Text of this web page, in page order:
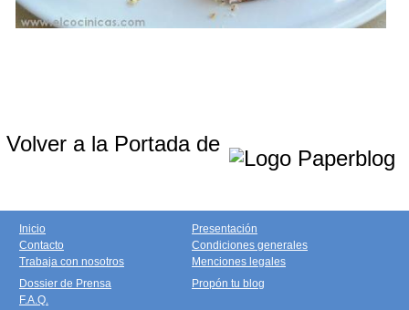
Volver a la Portada de
Inicio
Contacto
Trabaja con nosotros
Presentación
Condiciones generales
Menciones legales
Dossier de Prensa
F.A.Q.
Propón tu blog